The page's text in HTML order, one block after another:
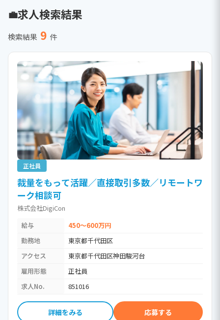
求人検索結果
検索結果 9 件
正社員
裁量をもって活躍／直接取引多数／リモートワ
ーク相談可
株式会社DigiCon
給与
450～600万円
勤務地
東京都千代田区
アクセス
東京都千代田区神田駿河台
雇用形態
正社員
求人No.
851016
詳細をみる 応募する